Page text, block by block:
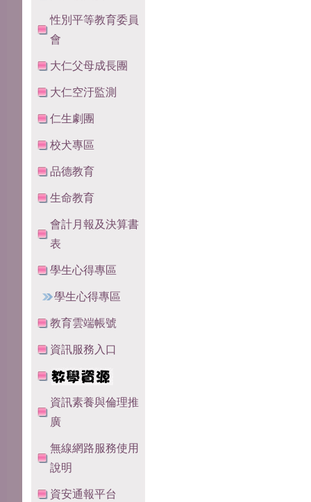
性別平等教育委員
會
大仁父母成長團
大仁空汙監測
仁生劇團
校犬專區
品德教育
生命教育
會計月報及決算書
表
學生心得專區
學生心得專區
教育雲端帳號
資訊服務入口
資訊素養與倫理推
廣
無線網路服務使用
說明
資安通報平台